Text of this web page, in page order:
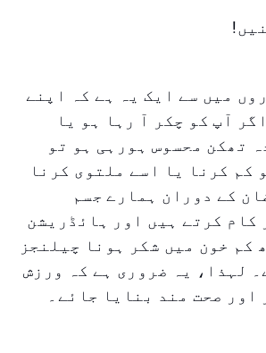
میں سے ایک یہ ہے کہ اپنے
آپ کو چکر آ رہا ہو یا
تھکن محسوس ہورہی ہو تو
کم کرنا یا اسے ملتوی کرنا
کے دوران ہمارے جسم
کام کرتے ہیں اور ہائڈریشن
کم خون میں شکر ہونا چیلنجز
لہذا، یہ ضروری ہے کہ ورزش
اور صحت مند بنایا جائے۔